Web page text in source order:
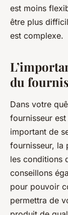
est moins
être plus
est complexe.
du
Dans votre
fournisseur
important de
fournisseur, la
les conditions
conseillons
pour pouvoir
permettra de